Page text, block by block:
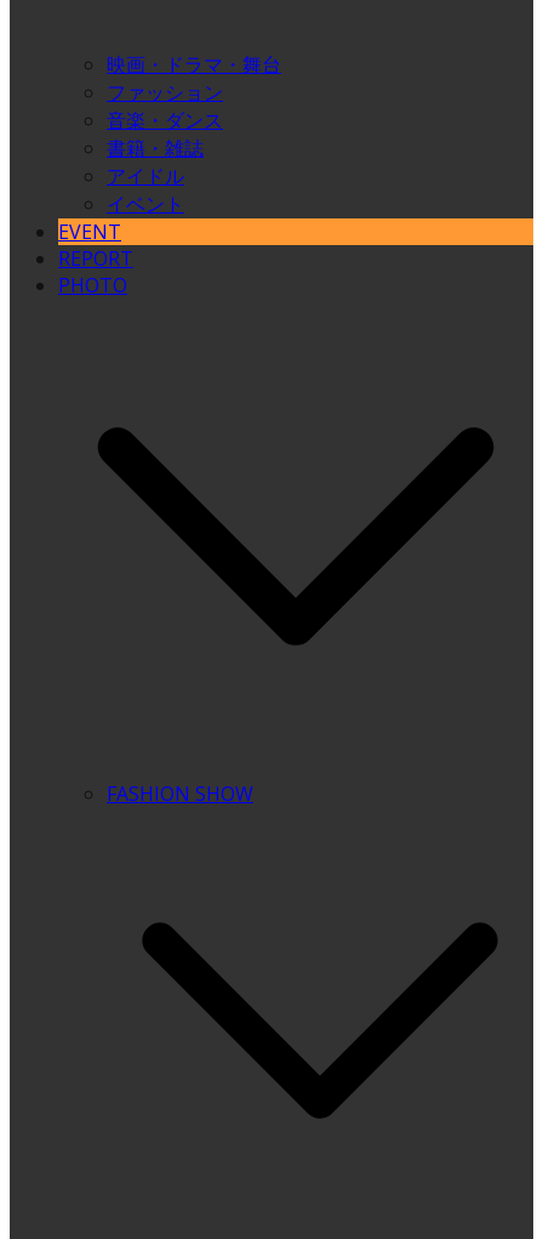
映画・ドラマ・舞台
ファッション
音楽・ダンス
書籍・雑誌
アイドル
イベント
EVENT
REPORT
PHOTO
FASHION SHOW